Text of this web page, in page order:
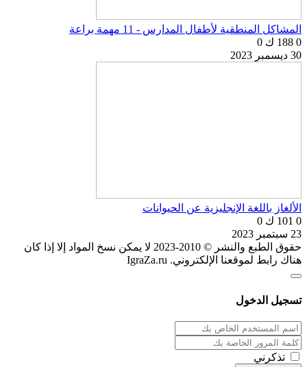
المشاكل المنطقية لأطفال المدارس - 11 مهمة براعة
0 188 ك
0
30 ديسمبر 2023
الألغاز باللغة الإنجليزية عن الحيوانات
0 101 ك
0
23 سبتمبر 2023
حقوق الطبع والنشر © 2010-2023 لا يمكن نسخ المواد إلا إذا كان
هناك رابط لموقعنا الإلكتروني. IgraZa.ru
تسجيل الدخول
تذكرني